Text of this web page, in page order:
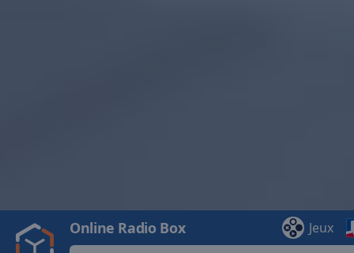
Video
Play
Online Radio Box Jeux